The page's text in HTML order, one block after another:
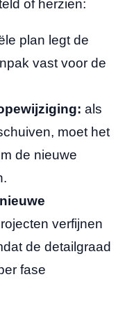
of herzien:
plan legt de
vast voor de
als
moet het
de nieuwe
verfijnen
de detailgraad
fase